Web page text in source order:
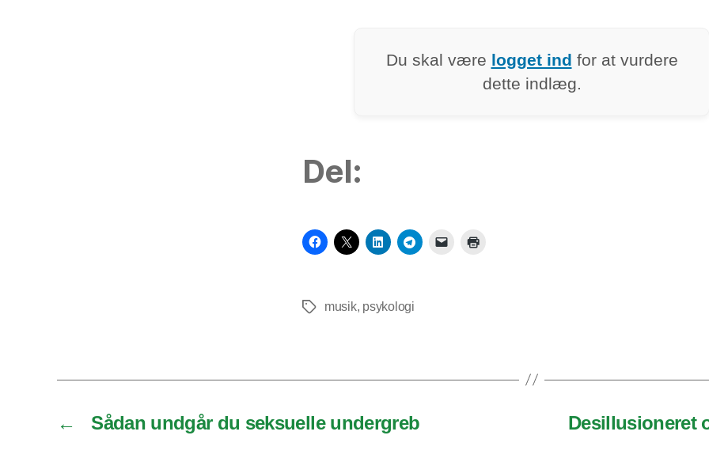
Du skal være logget ind for at vurdere
dette indlæg.
Del:
Tagsmusik, psykologi
← Sådan undgår du seksuelle undergreb
Desillusioneret